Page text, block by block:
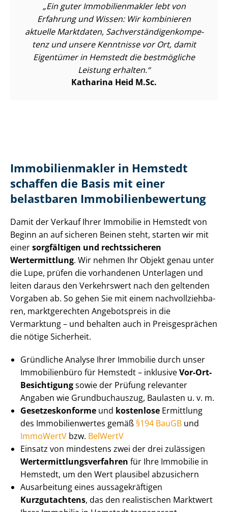
Ein guter Im­mo­bi­li­en­mak­ler lebt von
Erfahrung und Wissen: Wir kombinieren
aktuelle Marktdaten, Sach­ver­stän­di­gen­kom­pe­
tenz und unsere Kenntnisse vor Ort, damit
Eigentümer in Hemstedt die bestmögliche
Leistung erhalten.
Katharina Heid M.Sc.
Im­mo­bi­li­en­mak­ler in Hemstedt
schaffen die Basis mit einer
belastbaren Im­mo­bi­li­en­be­wer­tung
Damit der Verkauf Ihrer Immobilie in Hemstedt von
Beginn an auf sicheren Beinen steht, starten wir mit
einersorgfältigen und rechtssicheren
Wertermittlung. Wir nehmen Ihr Objekt genau unter
die Lupe, prüfen die vorhandenen Unterlagen und
leiten daraus den Verkehrswert nach den geltenden
Vorgaben ab. So gehen Sie mit einem nach­voll­zieh­ba­
ren, marktgerechten Angebotspreis in die
Vermarktung – und behalten auch in Preisgesprächen
die nötige Sicherheit.
Gründliche Analyse Ihrer Immobilie durch unser
Immobilienbüro für Hemstedt – inklusiveVor-Ort-
Besichtigungsowie der Prüfung relevanter
Angaben wie Grundbuchauszug, Baulasten u. v. m.
Ge­set­zes­kon­for­me und kostenlose Ermittlung
des Im­mo­bi­li­en­wer­tes gemäß §194 BauGB und
ImmoWertV bzw. BelWertV
Einsatz von mindestens zwei der drei zulässigen
Wert­ermitt­lungs­ver­fah­ren für Ihre Immobilie in
Hemstedt, um den Wert plausibel abzusichern
Ausarbeitung eines aus­sa­ge­kräf­ti­gen
Kurzgutachtens, das den realistischen Marktwert